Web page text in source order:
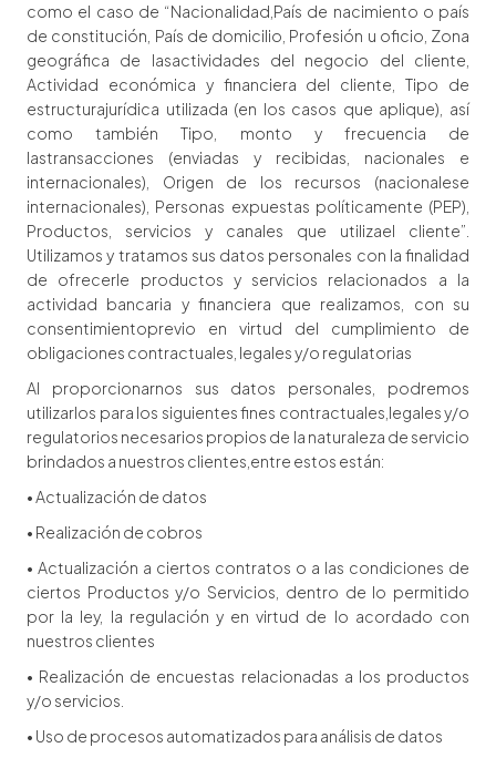
como el caso de “Nacionalidad,País de nacimiento o país
de constitución, País de domicilio, Profesión u oficio, Zona
geográfica de lasactividades del negocio del cliente,
Actividad económica y financiera del cliente, Tipo de
estructurajurídica utilizada (en los casos que aplique), así
como también Tipo, monto y frecuencia de
lastransacciones (enviadas y recibidas, nacionales e
internacionales), Origen de los recursos (nacionalese
internacionales), Personas expuestas políticamente (PEP),
Productos, servicios y canales que utilizael cliente”.
Utilizamos y tratamos sus datos personales con la finalidad
de ofrecerle productos y servicios relacionados a la
actividad bancaria y financiera que realizamos, con su
consentimientoprevio en virtud del cumplimiento de
obligaciones contractuales, legales y/o regulatorias
Al proporcionarnos sus datos personales, podremos
utilizarlos para los siguientes fines contractuales,legales y/o
regulatorios necesarios propios de la naturaleza de servicio
brindados a nuestros clientes,entre estos están:
• Actualización de datos
• Realización de cobros
• Actualización a ciertos contratos o a las condiciones de
ciertos Productos y/o Servicios, dentro de lo permitido
por la ley, la regulación y en virtud de lo acordado con
nuestros clientes
• Realización de encuestas relacionadas a los productos
y/o servicios.
• Uso de procesos automatizados para análisis de datos